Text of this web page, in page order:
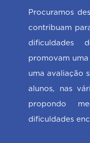
Procuramos
contribuam
dificuldades
promovam
uma avaliação
alunos, nas
propondo
dificuldades